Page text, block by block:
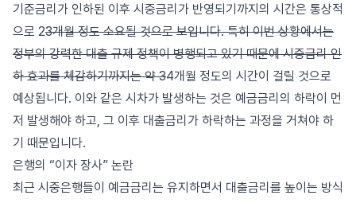
기준금리가 인하된 이후 시중금리가 반영되기까지의 시간은 통상적
으로 23개월 정도 소요될 것으로 보입니다. 특히 이번 상황에서는
정부의 강력한 대출 규제 정책이 병행되고 있기 때문에 시중금리 인
하 효과를 체감하기까지는 약 34개월 정도의 시간이 걸릴 것으로
예상됩니다. 이와 같은 시차가 발생하는 것은 예금금리의 하락이 먼
저 발생해야 하고, 그 이후 대출금리가 하락하는 과정을 거쳐야 하
기 때문입니다.
은행의 “이자 장사” 논란
최근 시중은행들이 예금금리는 유지하면서 대출금리를 높이는 방식